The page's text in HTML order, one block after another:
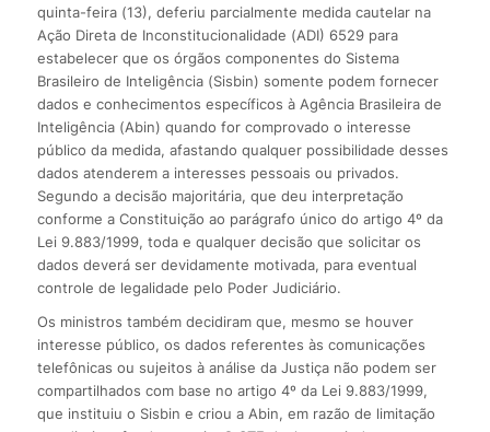
quinta-feira (13), deferiu parcialmente medida cautelar na
Ação Direta de Inconstitucionalidade (ADI) 6529 para
estabelecer que os órgãos componentes do Sistema
Brasileiro de Inteligência (Sisbin) somente podem fornecer
dados e conhecimentos específicos à Agência Brasileira de
Inteligência (Abin) quando for comprovado o interesse
público da medida, afastando qualquer possibilidade desses
dados atenderem a interesses pessoais ou privados.
Segundo a decisão majoritária, que deu interpretação
conforme a Constituição ao parágrafo único do artigo 4º da
Lei 9.883/1999, toda e qualquer decisão que solicitar os
dados deverá ser devidamente motivada, para eventual
controle de legalidade pelo Poder Judiciário.
Os ministros também decidiram que, mesmo se houver
interesse público, os dados referentes às comunicações
telefônicas ou sujeitos à análise da Justiça não podem ser
compartilhados com base no artigo 4º da Lei 9.883/1999,
que instituiu o Sisbin e criou a Abin, em razão de limitação